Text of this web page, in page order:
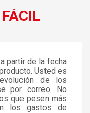
partir de la fecha
Usted es
de los
por correo. No
que pesen más
los gastos de